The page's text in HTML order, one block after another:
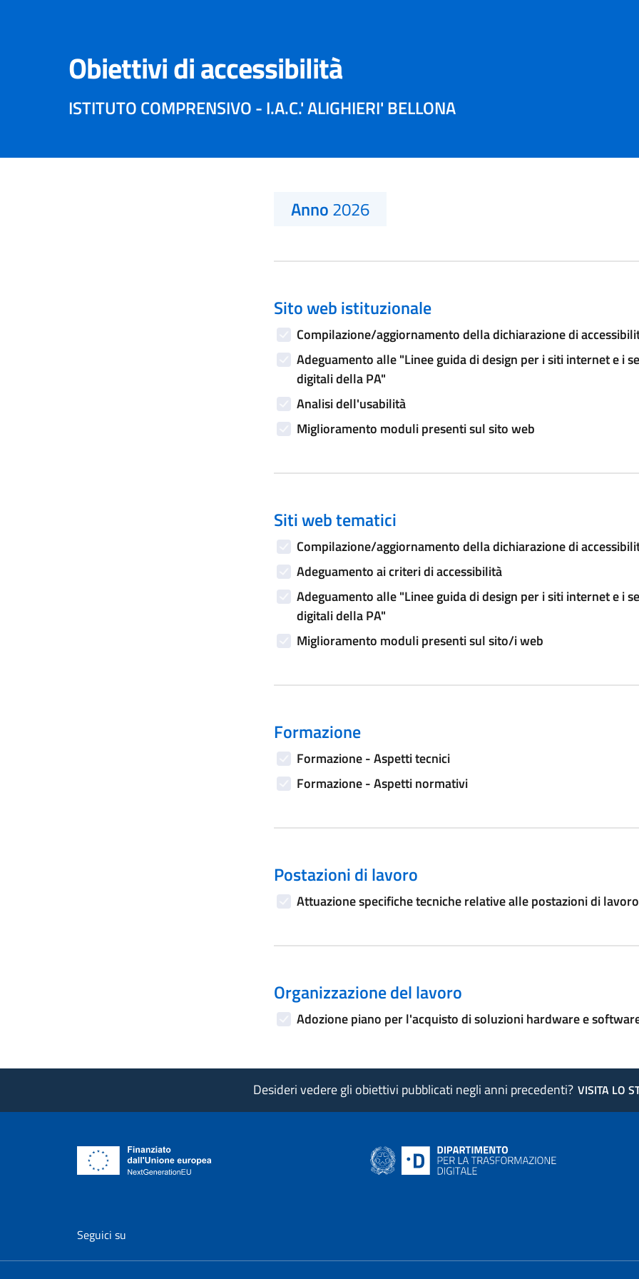
Obiettivi di accessibilità
ISTITUTO COMPRENSIVO - I.A.C.' ALIGHIERI' BELLONA
Anno2026
Sito web istituzionale
Compilazione/aggiornamento della dichiarazione di
Adeguamento alle "Linee guida di design per i siti internet e i
digitali della PA"
Analisi dell'usabilità
Miglioramento moduli presenti sul sito web
Siti web tematici
Compilazione/aggiornamento della dichiarazione di
Adeguamento ai criteri di accessibilità
Adeguamento alle "Linee guida di design per i siti internet e i
digitali della PA"
Miglioramento moduli presenti sul sito/i web
Formazione
Formazione - Aspetti tecnici
Formazione - Aspetti normativi
Postazioni di lavoro
Attuazione specifiche tecniche relative alle postazioni di lavoro
Organizzazione del lavoro
Adozione piano per l'acquisto di soluzioni hardware e
Desideri vedere gli obiettivi pubblicati negli anni precedenti? VISITA LO
Seguici su